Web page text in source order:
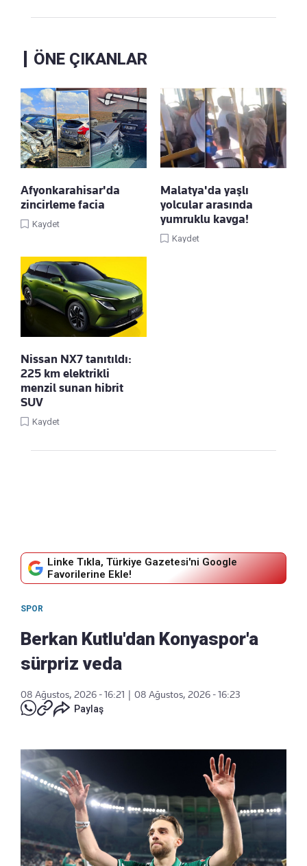
ÖNE ÇIKANLAR
Afyonkarahisar'da
zincirleme facia
Kaydet
Malatya'da yaşlı
yolcular arasında
yumruklu kavga!
Kaydet
Nissan NX7 tanıtıldı:
225 km elektrikli
menzil sunan hibrit
SUV
Kaydet
Linke Tıkla, Türkiye Gazetesi'ni Google
Favorilerine Ekle!
SPOR
Berkan Kutlu'dan Konyaspor'a
sürpriz veda
08 Ağustos, 2026 - 16:21
08 Ağustos, 2026 - 16:23
Paylaş